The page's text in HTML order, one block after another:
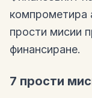
компрометира
прости мисии
финансиране.
7 прости